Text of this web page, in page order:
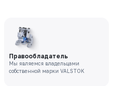
Правообладатель
Мы являемся владельцами
собственной марки VALSTOK